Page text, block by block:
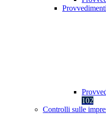
102
Controlli sulle